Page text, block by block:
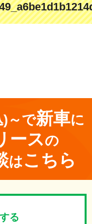
)～で新車に
ースの
はこちら
る